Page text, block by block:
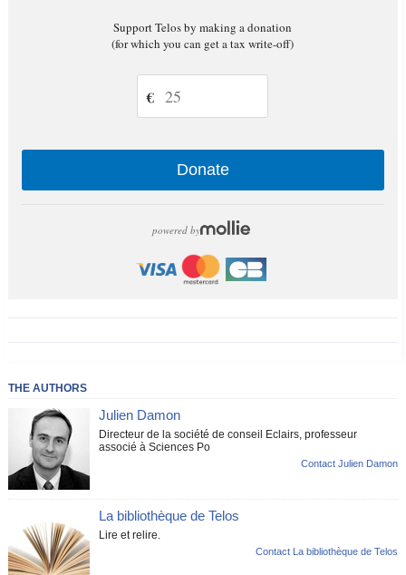
Support Telos by making a donation
(for which you can get a tax write-off)
€
Donate
powered by
THE AUTHORS
Julien Damon
Directeur de la société de conseil Eclairs, professeur
associé à Sciences Po
Contact Julien Damon
La bibliothèque de Telos
Lire et relire.
Contact La bibliothèque de Telos